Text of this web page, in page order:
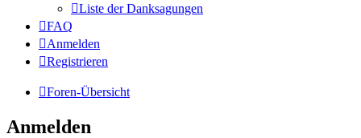
Liste der Danksagungen
FAQ
Anmelden
Registrieren
Foren-Übersicht
Anmelden